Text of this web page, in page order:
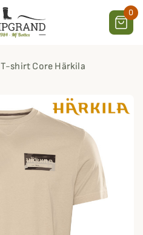
0
T-shirt Core Härkila